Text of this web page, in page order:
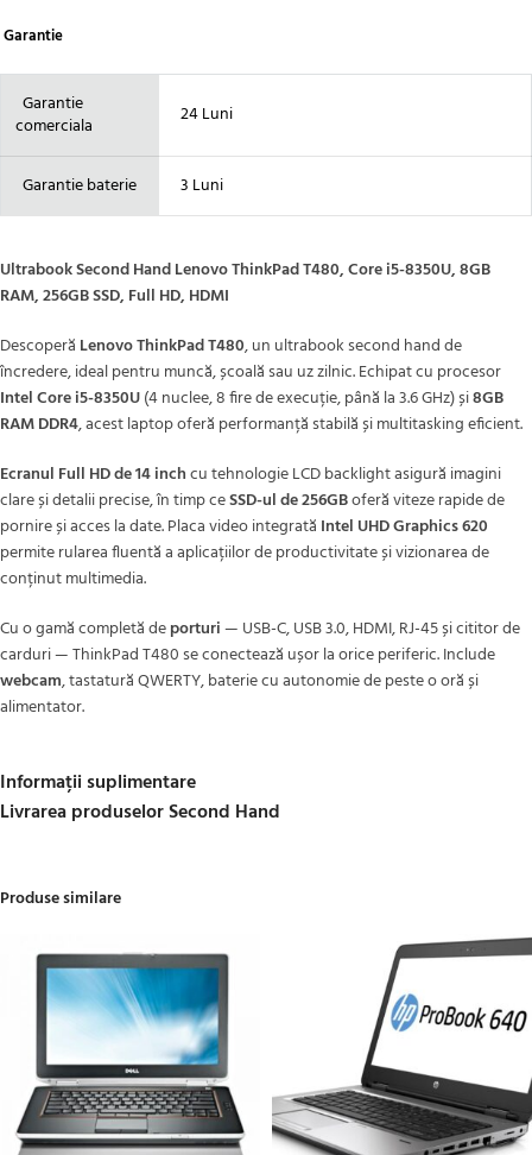
Garantie
Garantie
comerciala
24 Luni
Garantie baterie 3 Luni
Ultrabook Second Hand Lenovo ThinkPad T480, Core i5-8350U, 8GB
RAM, 256GB SSD, Full HD, HDMI
Descoperă Lenovo ThinkPad T480, un ultrabook second hand de
încredere, ideal pentru muncă, școală sau uz zilnic. Echipat cu procesor
Intel Core i5-8350U(4 nuclee, 8 fire de execuție, până la 3.6 GHz) și8GB
RAM DDR4, acest laptop oferă performanță stabilă și multitasking eficient.
Ecranul Full HD de 14 inchcu tehnologie LCD backlight asigură imagini
clare și detalii precise, în timp ceSSD-ul de 256GBoferă viteze rapide de
pornire și acces la date. Placa video integrată Intel UHD Graphics 620
permite rularea fluentă a aplicațiilor de productivitate și vizionarea de
conținut multimedia.
Cu o gamă completă deporturi— USB-C, USB 3.0, HDMI, RJ-45 și cititor de
carduri — ThinkPad T480 se conectează ușor la orice periferic. Include
webcam, tastatură QWERTY, baterie cu autonomie de peste o oră și
alimentator.
Informații suplimentare
Livrarea produselor Second Hand
Produse similare